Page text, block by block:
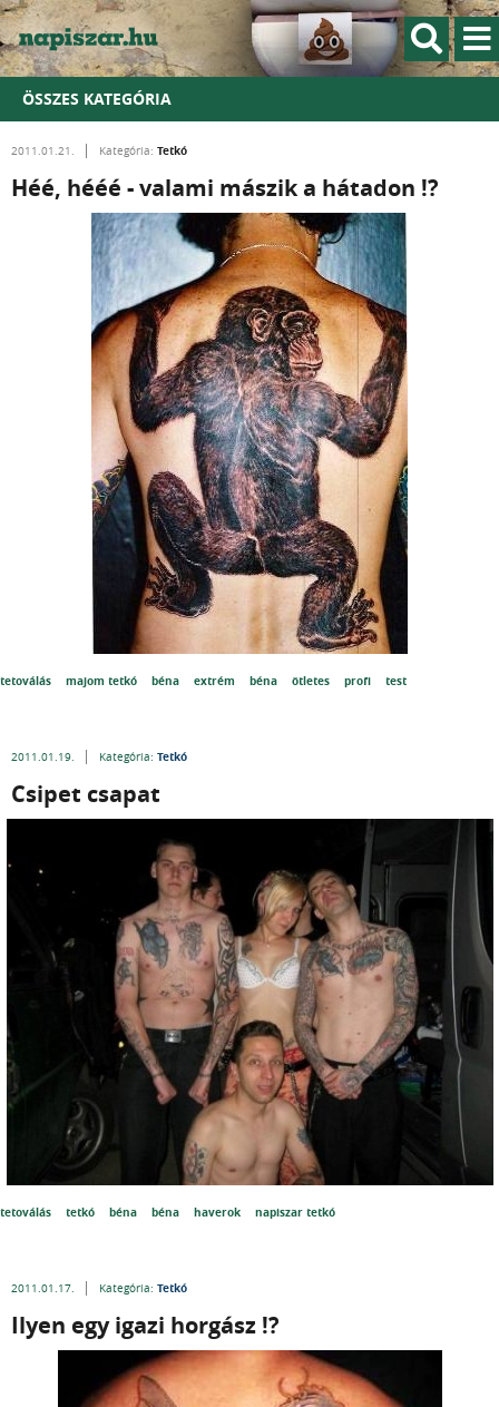
ÖSSZES KATEGÓRIA
2011.01.21. Kategória: Tetkó
Héé, hééé - valami mászik a hátadon !?
tetoválás majom tetkó béna extrém béna ötletes profi test
2011.01.19. Kategória: Tetkó
Csipet csapat
tetoválás tetkó béna béna haverok napiszar tetkó
2011.01.17. Kategória: Tetkó
Ilyen egy igazi horgász !?